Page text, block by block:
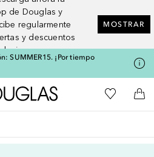
de Douglas y
regularmente
y descuentos
MOSTRAR
SUMMER15. ¡Por tiempo
A Douglas HomeMi lista de
A